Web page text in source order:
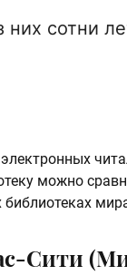
сотни
можно
Сити